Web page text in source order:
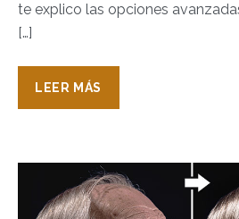
te explico las opciones
[…]
LEER MÁS